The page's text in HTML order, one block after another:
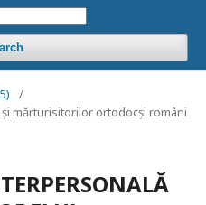
/
mărturisitorilor ortodocși români